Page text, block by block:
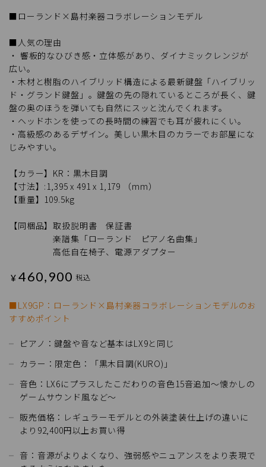
■ローランド×島村楽器コラボレーションモデル
■人気の理由
・ 響板的なひびき感・立体感があり、ダイナミックレンジが
広い。
・木材と樹脂のハイブリッド構造による最新鍵盤「ハイブリッ
ド・グランド鍵盤」。鍵盤の先の隠れているところが長く、鍵
盤の奥のほうを弾いても自然にスッと沈んでくれます。
・ヘッドホンを使っての長時間の練習でも耳が疲れにくい。
・高級感のあるデザイン。美しい黒木目のカラーでお部屋にな
じみやすい。
【カラー】KR：黒木目調
【寸法】:1,395 x 491 x 1,179 （mm）
【重量】109.5kg
【同梱品】取扱説明書 保証書
楽譜集「ローランド ピアノ名曲集」
高低自在椅子、電源アダプター
¥ 460,900 税込
■LX9GP：ローランド×島村楽器コラボレーションモデルのお
すすめポイント
ピアノ：鍵盤や音など基本はLX9と同じ
カラー：限定色：「黒木目調(KURO)」
音色：LX6にプラスしたこだわりの音色15音追加～懐かしの
ゲームサウンド風など～
販売価格：レギュラーモデルとの外装塗装仕上げの違いに
より92,400円以上お買い得
音：音源がよりよくなり、強弱感やニュアンスをより表現で